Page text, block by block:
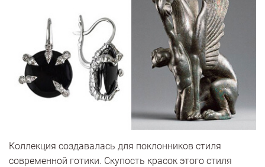
Коллекция создавалась для поклонников стиля
современной готики. Скупость красок этого стиля